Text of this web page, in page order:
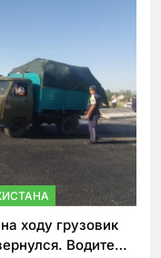
ходу грузовик
Водитель